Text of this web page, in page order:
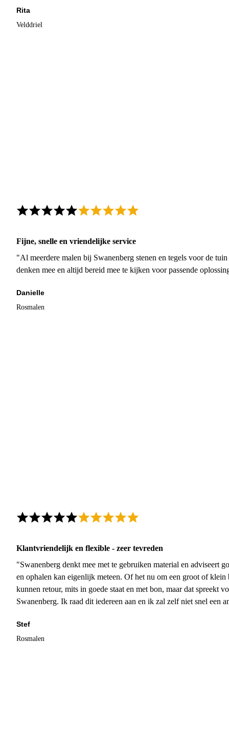
Rita
Velddriel
Fijne, snelle en vriendelijke service
"Al meerdere malen bij Swanenberg stenen en tegels voor de
denken mee en altijd bereid mee te kijken voor passende
Danielle
Rosmalen
Klantvriendelijk en flexible - zeer tevreden
"Swanenberg denkt mee met te gebruiken material en adviseert
en ophalen kan eigenlijk meteen. Of het nu om een groot of
kunnen retour, mits in goede staat en met bon, maar dat spreekt
Swanenberg. Ik raad dit iedereen aan en ik zal zelf niet snel een
Stef
Rosmalen